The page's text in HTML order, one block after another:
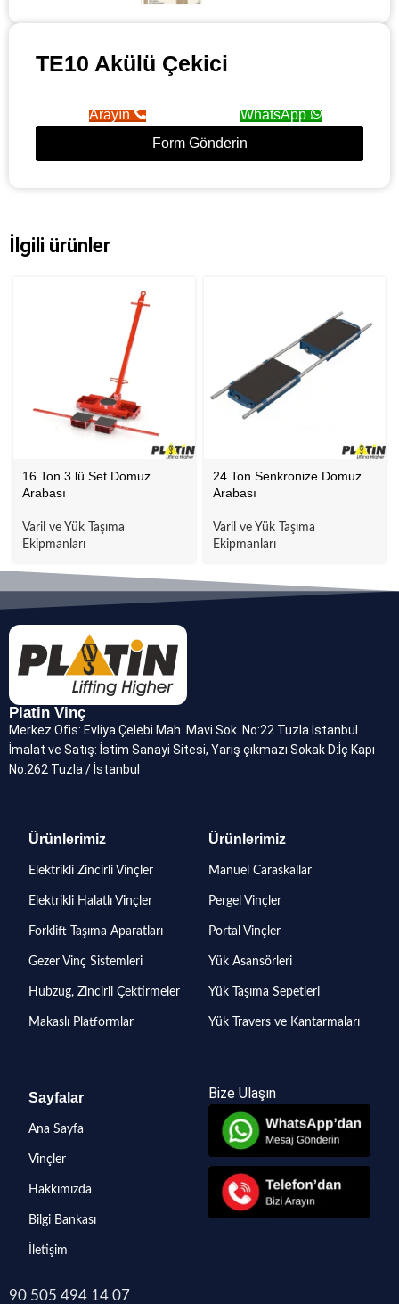
TE10 Akülü Çekici
Arayın
WhatsApp
Form Gönderin
İlgili ürünler
16 Ton 3 lü Set Domuz
Arabası
Varil ve Yük Taşıma
Ekipmanları
24 Ton Senkronize Domuz
Arabası
Varil ve Yük Taşıma
Ekipmanları
Platin Vinç
Merkez Ofis: Evliya Çelebi Mah. Mavi Sok. No:22 Tuzla İstanbul
İmalat ve Satış: İstim Sanayi Sitesi, Yarış çıkmazı Sokak D:İç Kapı
No:262 Tuzla / İstanbul
Ürünlerimiz
Elektrikli Zincirli Vinçler
Elektrikli Halatlı Vinçler
Forklift Taşıma Aparatları
Gezer Vinç Sistemleri
Hubzug, Zincirli Çektirmeler
Makaslı Platformlar
Ürünlerimiz
Manuel Caraskallar
Pergel Vinçler
Portal Vinçler
Yük Asansörleri
Yük Taşıma Sepetleri
Yük Travers ve Kantarmaları
Sayfalar
Ana Sayfa
Vinçler
Hakkımızda
Bilgi Bankası
İletişim
Bize Ulaşın
90 505 494 14 07